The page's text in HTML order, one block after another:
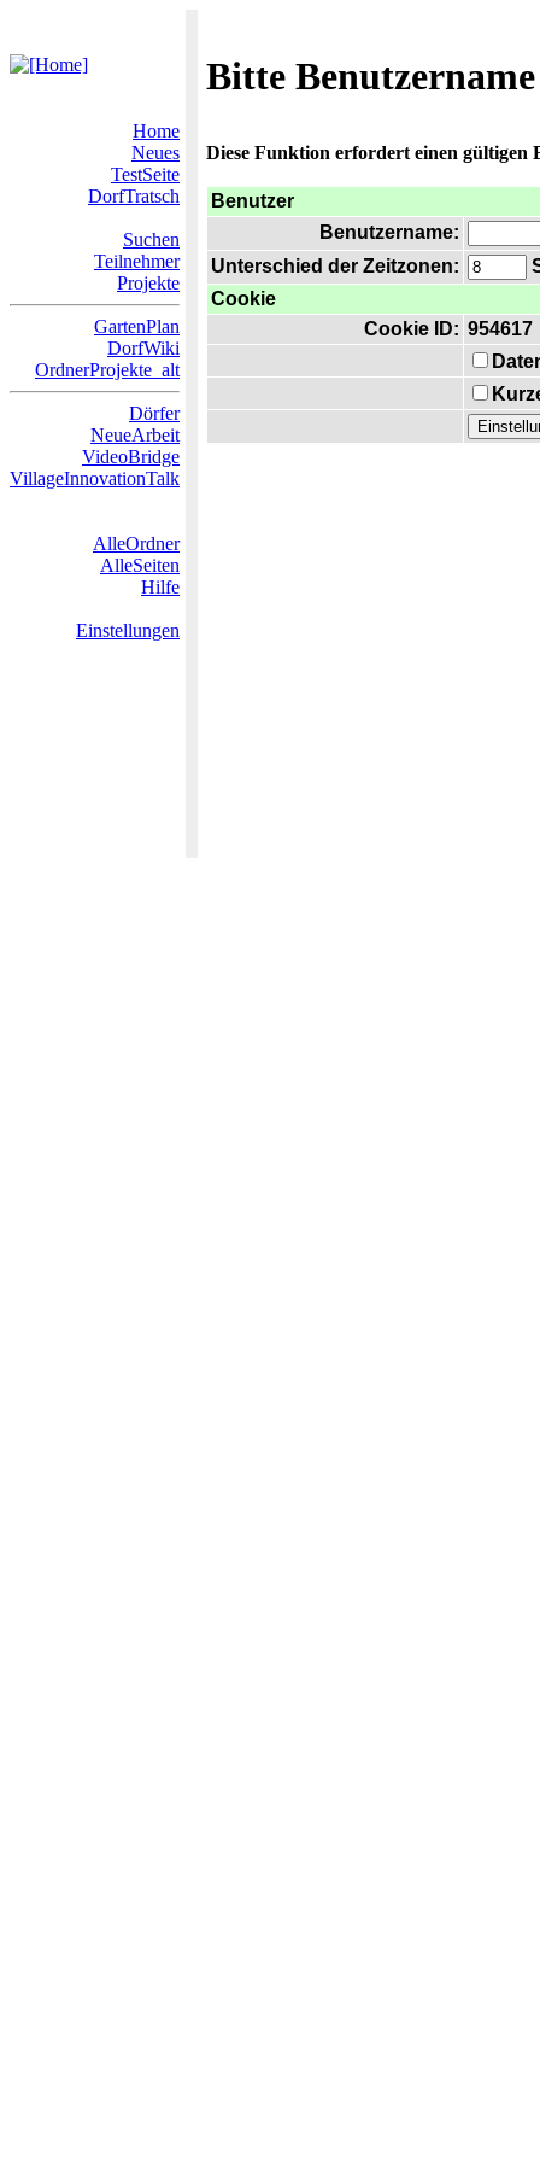
Bitte
Home
Neues
TestSeite
DorfTratsch
Suchen
Teilnehmer
Projekte
GartenPlan
DorfWiki
OrdnerProjekte_alt
Dörfer
NeueArbeit
VideoBridge
VillageInnovationTalk
AlleOrdner
AlleSeiten
Hilfe
Einstellungen
Diese Funktion erfordert einen gültigen
Benutzer
Benutzername:
Unterschied der Zeitzonen:
Cookie
Cookie ID: 954617